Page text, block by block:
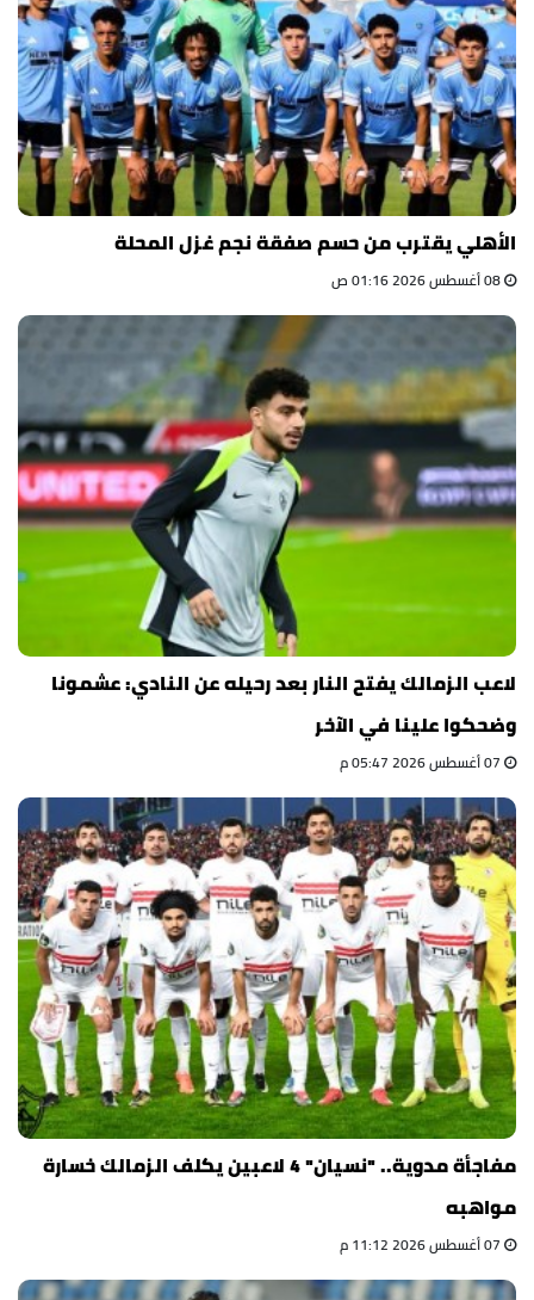
الأهلي يقترب من حسم صفقة نجم غزل المحلة
لاعب الزمالك يفتح النار بعد رحيله عن النادي: عشمونا
وضحكوا علينا في الآخر
مفاجأة مدوية.. "نسيان" 4 لاعبين يكلف الزمالك خسارة
مواهبه